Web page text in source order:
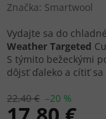
Značka: Smartwool
22,40 € –20 %
Vydajte sa do
Weather Targeted
S týmito bežeckými
dôjsť ďaleko a cítiť